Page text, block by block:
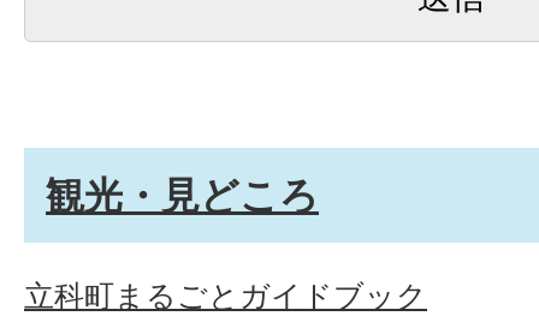
観光・見どころ
立科町まるごとガイドブック